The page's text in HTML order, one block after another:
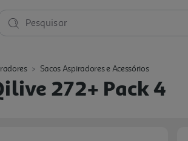
Pesquisar
Sacos Aspiradores e Acessórios
272+ Pack 4